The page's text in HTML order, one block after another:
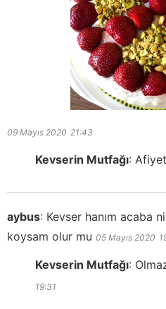
09 Mayıs 2020 21:43
Kevserin Mutfağı:
aybus: Kevser hanım acaba
koysam olur mu 05 Mayıs 2020
Kevserin Mutfağı:
19:31